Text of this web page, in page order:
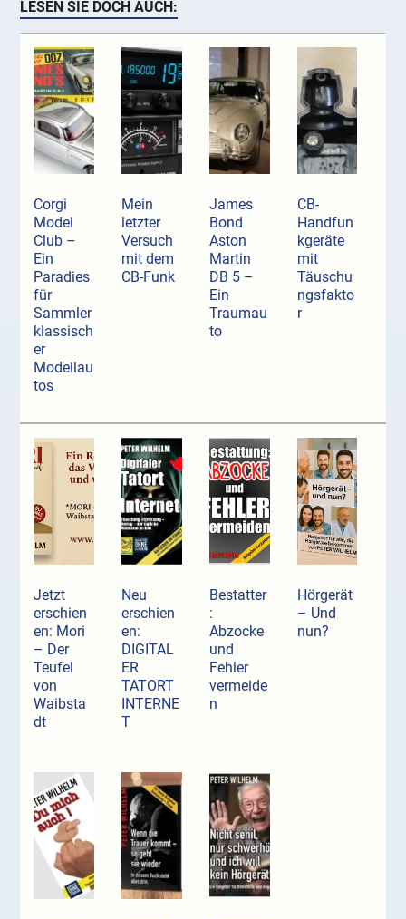
LESEN SIE DOCH AUCH:
Corgi
Model
Club –
Ein
Paradies
für
Sammler
klassisch
er
Modellau
tos
Mein
letzter
Versuch
mit dem
CB-Funk
James
Bond
Aston
Martin
DB 5 –
Ein
Traumau
to
CB-
Handfun
kgeräte
mit
Täuschu
ngsfakto
r
Jetzt
erschien
en: Mori
– Der
Teufel
von
Waibsta
dt
Neu
erschien
en:
DIGITAL
ER
TATORT
INTERNE
T
Bestatter
:
Abzocke
und
Fehler
vermeide
n
Hörgerät
– Und
nun?